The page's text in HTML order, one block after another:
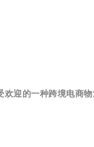
迎的一种跨境电商